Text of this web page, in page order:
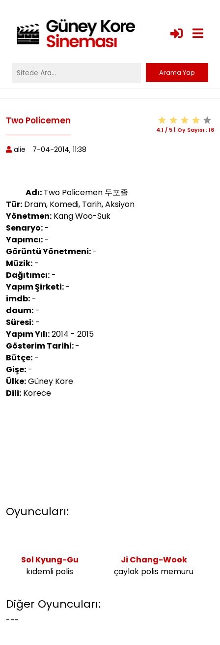
Two Policemen
4.1 / 5 | Oy Sayısı :16
alie 7-04-2014, 11:38
Adı: Two Policemen 두포졸
Tür: Dram, Komedi, Tarih, Aksiyon
Yönetmen: Kang Woo-Suk
Senaryo: -
Yapımcı: -
Görüntü Yönetmeni: -
Müzik: -
Dağıtımcı: -
Yapım Şirketi: -
imdb: -
daum: -
Süresi: -
Yapım Yılı:2014 - 2015
Gösterim Tarihi:-
Bütçe: -
Gişe: -
Ülke:Güney Kore
Dili: Korece
Oyuncuları:
Sol Kyung-Gu
kıdemli polis
Ji Chang-Wook
çaylak polis memuru
Diğer Oyuncuları:
---